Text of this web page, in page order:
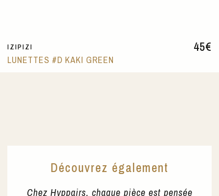
45€
IZIPIZI
LUNETTES #D KAKI GREEN
Découvrez également
Chez Hyppairs, chaque pièce est pensée